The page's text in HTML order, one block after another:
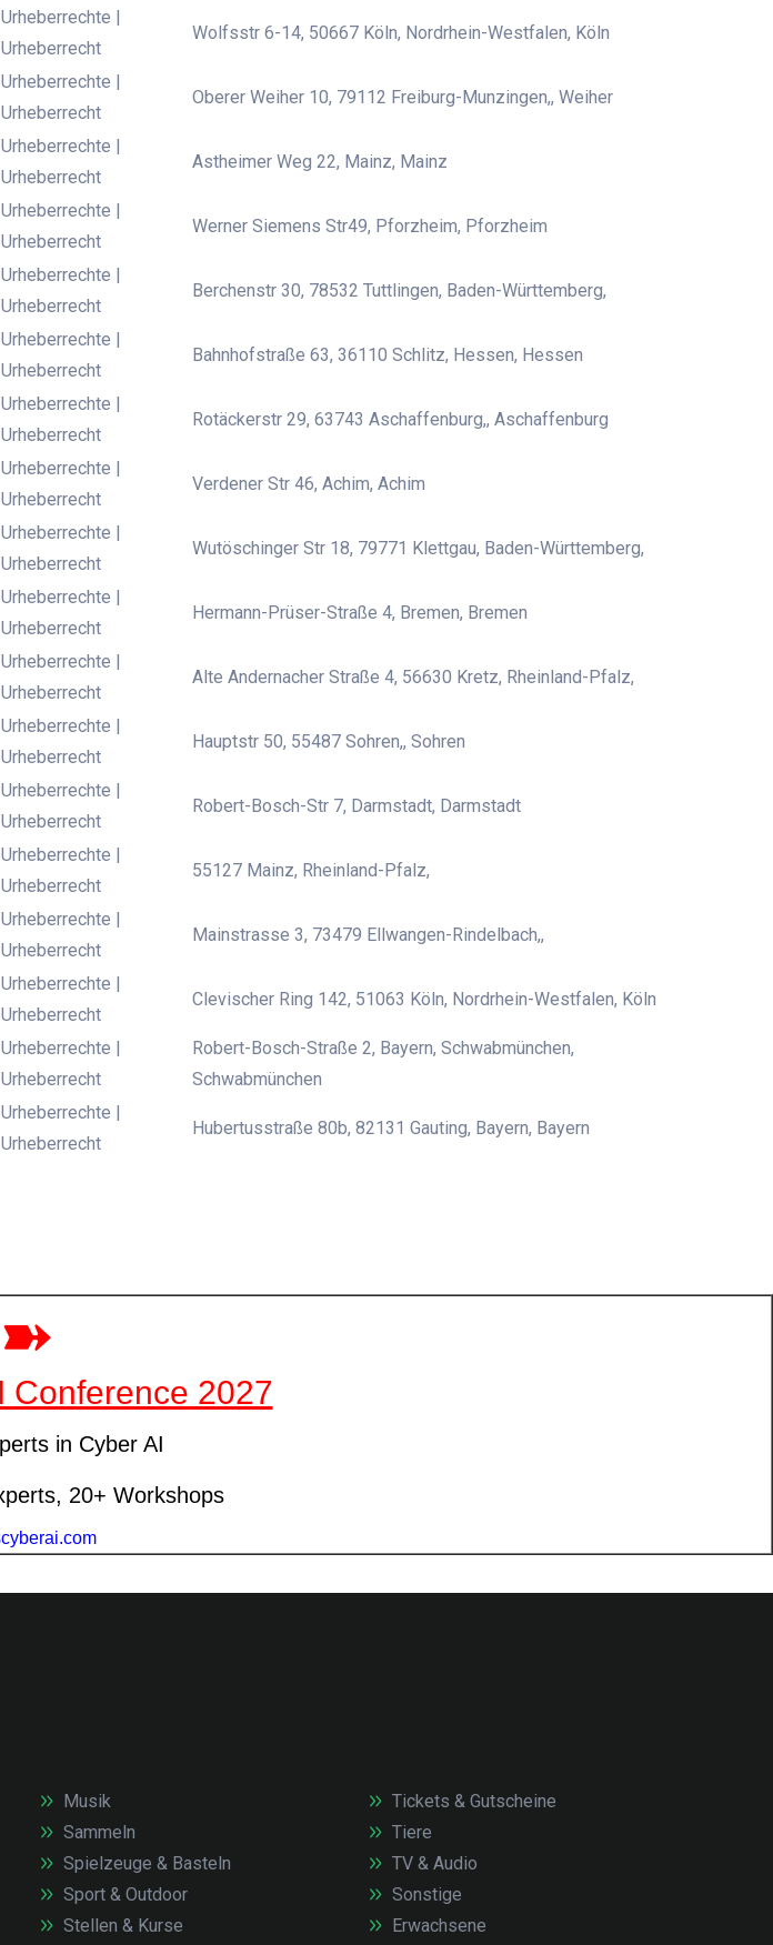
Urheberrechte |
Urheberrecht
Wolfsstr 6-14, 50667 Köln, Nordrhein-Westfalen, Köln
Urheberrechte |
Urheberrecht
Oberer Weiher 10, 79112 Freiburg-Munzingen,, Weiher
Urheberrechte |
Urheberrecht
Astheimer Weg 22, Mainz, Mainz
Urheberrechte |
Urheberrecht
Werner Siemens Str49, Pforzheim, Pforzheim
Urheberrechte |
Urheberrecht
Berchenstr 30, 78532 Tuttlingen, Baden-Württemberg,
Urheberrechte |
Urheberrecht
Bahnhofstraße 63, 36110 Schlitz, Hessen, Hessen
Urheberrechte |
Urheberrecht
Rotäckerstr 29, 63743 Aschaffenburg,, Aschaffenburg
Urheberrechte |
Urheberrecht
Verdener Str 46, Achim, Achim
Urheberrechte |
Urheberrecht
Wutöschinger Str 18, 79771 Klettgau, Baden-Württemberg,
Urheberrechte |
Urheberrecht
Hermann-Prüser-Straße 4, Bremen, Bremen
Urheberrechte |
Urheberrecht
Alte Andernacher Straße 4, 56630 Kretz, Rheinland-Pfalz,
Urheberrechte |
Urheberrecht
Hauptstr 50, 55487 Sohren,, Sohren
Urheberrechte |
Urheberrecht
Robert-Bosch-Str 7, Darmstadt, Darmstadt
Urheberrechte |
Urheberrecht
55127 Mainz, Rheinland-Pfalz,
Urheberrechte |
Urheberrecht
Mainstrasse 3, 73479 Ellwangen-Rindelbach,,
Urheberrechte |
Urheberrecht
Clevischer Ring 142, 51063 Köln, Nordrhein-Westfalen, Köln
Urheberrechte |
Urheberrecht
Robert-Bosch-Straße 2, Bayern, Schwabmünchen,
Schwabmünchen
Urheberrechte |
Urheberrecht
Hubertusstraße 80b, 82131 Gauting, Bayern, Bayern
Musik
Sammeln
Spielzeuge & Basteln
Sport & Outdoor
Stellen & Kurse
Tickets & Gutscheine
Tiere
TV & Audio
Sonstige
Erwachsene